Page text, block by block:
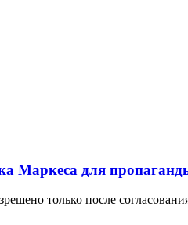
Маркеса для
только после